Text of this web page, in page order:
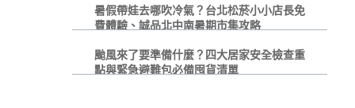
暑假帶娃去哪吹冷氣？台北松菸小小店長免
費體驗、誠品北中南暑期市集攻略
颱風來了要準備什麼？四大居家安全檢查重
點與緊急避難包必備囤貨清單